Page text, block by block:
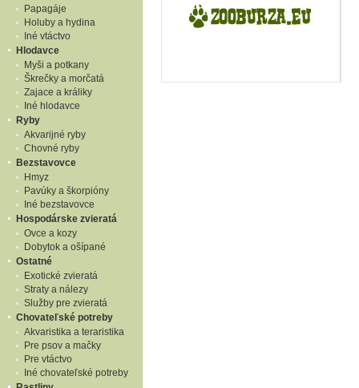
Papagáje
Holuby a hydina
Iné vtáctvo
Hlodavce
Myši a potkany
Škrečky a morčatá
Zajace a králiky
Iné hlodavce
Ryby
Akvarijné ryby
Chovné ryby
Bezstavovce
Hmyz
Pavúky a škorpióny
Iné bezstavovce
Hospodárske zvieratá
Ovce a kozy
Dobytok a ošípané
Ostatné
Exotické zvieratá
Straty a nálezy
Služby pre zvieratá
Chovateľské potreby
Akvaristika a teraristika
Pre psov a mačky
Pre vtáctvo
Iné chovateľské potreby